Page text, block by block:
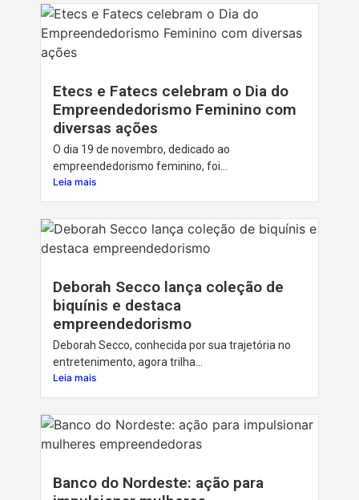
Etecs e Fatecs celebram o Dia do
Empreendedorismo Feminino com
diversas ações
O dia 19 de novembro, dedicado ao
empreendedorismo feminino, foi...
Leia mais
Deborah Secco lança coleção de
biquínis e destaca
empreendedorismo
Deborah Secco, conhecida por sua trajetória no
entretenimento, agora trilha...
Leia mais
Banco do Nordeste: ação para